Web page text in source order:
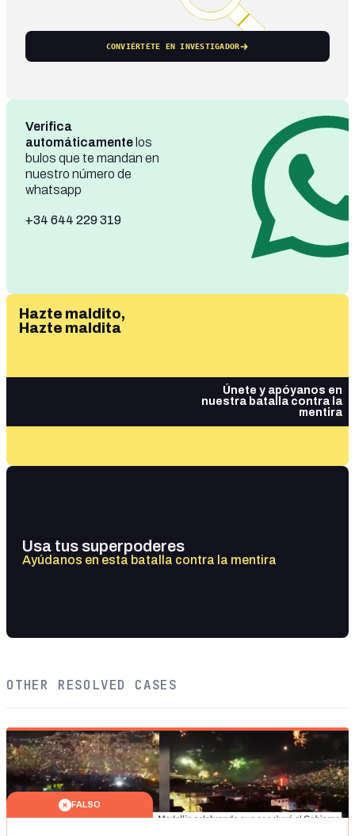
CONVIÉRTETE EN INVESTIGADOR
Verifica
automáticamente los
bulos que te mandan en
nuestro número de
whatsapp
+34 644 229 319
Hazte maldito,
Hazte maldita
Únete y apóyanos en
nuestra batalla contra la
mentira
Usa tus superpoderes
Ayúdanos en esta batalla contra la mentira
OTHER RESOLVED CASES
FALSO